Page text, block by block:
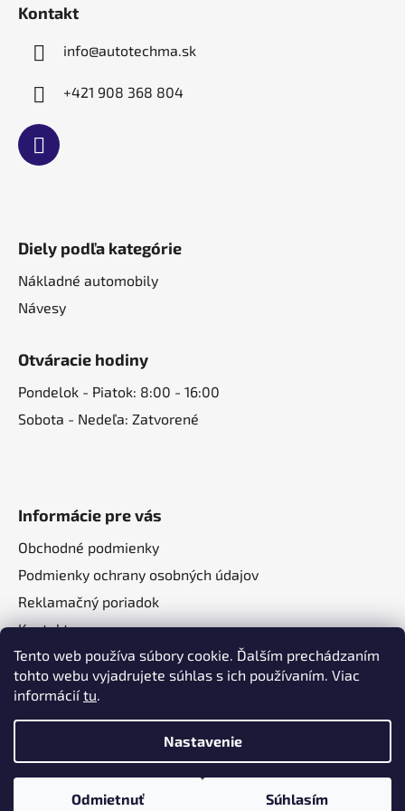
Tento web používa súbory cookie. Ďalším prechádzaním
tohto webu vyjadrujete súhlas s ich používaním. Viac
informáciítu.
Nastavenie
Odmietnuť Súhlasím
Kontakt
info@autotechma.sk
+421 908 368 804
Diely podľa kategórie
Nákladné automobily
Návesy
Otváracie hodiny
Pondelok - Piatok: 8:00 - 16:00
Sobota - Nedeľa: Zatvorené
Informácie pre vás
Obchodné podmienky
Podmienky ochrany osobných údajov
Reklamačný poriadok
Kontakt
O nás
Vytvoril Shoptet a
Adatelier
Copyright 2026
. Všetky práva